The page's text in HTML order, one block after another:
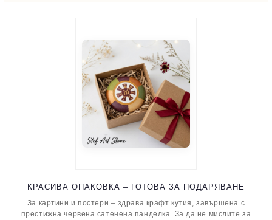
КРАСИВА ОПАКОВКА – ГОТОВА ЗА ПОДАРЯВАНЕ
За картини и постери – здрава крафт кутия, завършена с
престижна червена сатенена панделка. За да не мислите за